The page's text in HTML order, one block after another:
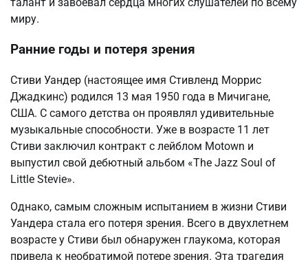
миру.
Ранние годы и потеря зрения
Стиви Уандер (настоящее имя Стивленд Моррис
Джадкинс) родился 13 мая 1950 года в Мичигане,
США. С самого детства он проявлял удивительные
музыкальные способности. Уже в возрасте 11 лет
Стиви заключил контракт с лейблом Motown и
выпустил свой дебютный альбом «The Jazz Soul of
Little Stevie».
Однако, самым сложным испытанием в жизни Стиви
Уандера стала его потеря зрения. Всего в двухлетнем
возрасте у Стиви был обнаружен глаукома, которая
привела к необратимой потере зрения. Эта трагедия